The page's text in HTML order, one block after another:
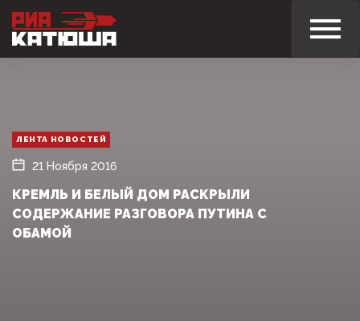
ЛЕНТА НОВОСТЕЙ
21 Ноября 2016
КРЕМЛЬ И БЕЛЫЙ ДОМ РАСКРЫЛИ
СОДЕРЖАНИЕ РАЗГОВОРА ПУТИНА С
ОБАМОЙ